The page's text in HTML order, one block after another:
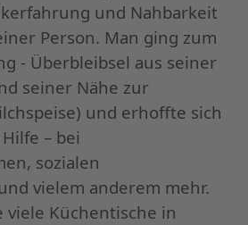
und Nahbarkeit
Person. Man ging zum
- Überbleibsel aus seiner
seiner Nähe zur
und erhoffte sich
– bei
sozialen
vielem anderem mehr.
viele Küchentische in